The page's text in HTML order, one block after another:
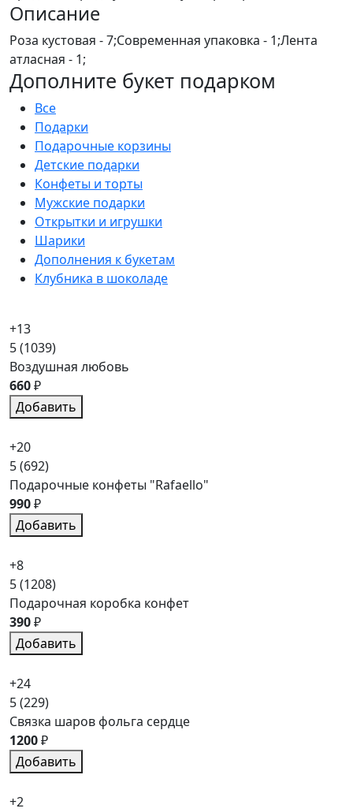
Описание
Роза кустовая - 7;Современная упаковка - 1;Лента
атласная - 1;
Дополните букет подарком
Все
Подарки
Подарочные корзины
Детские подарки
Конфеты и торты
Мужские подарки
Открытки и игрушки
Шарики
Дополнения к букетам
Клубника в шоколаде
+13
5(1039)
Воздушная любовь
660₽
Добавить
+20
5(692)
Подарочные конфеты "Rafaello"
990₽
Добавить
+8
5(1208)
Подарочная коробка конфет
390₽
Добавить
+24
5(229)
Связка шаров фольга сердце
1200₽
Добавить
+2